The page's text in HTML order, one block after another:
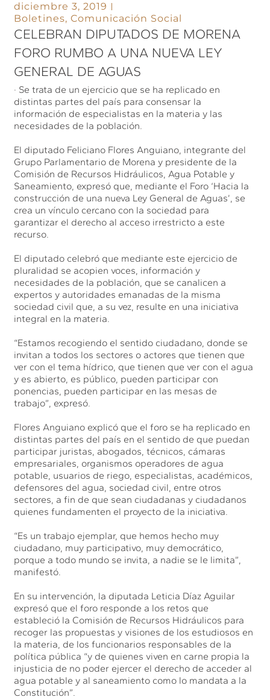
diciembre 3, 2019
Boletines,Comunicación Social
CELEBRAN DIPUTADOS DE MORENA
FORO RUMBO A UNA NUEVA LEY
GENERAL DE AGUAS
· Se trata de un ejercicio que se ha replicado en
distintas partes del país para consensar la
información de especialistas en la materia y las
necesidades de la población.
El diputado Feliciano Flores Anguiano, integrante del
Grupo Parlamentario de Morena y presidente de la
Comisión de Recursos Hidráulicos, Agua Potable y
Saneamiento, expresó que, mediante el Foro ‘Hacia la
construcción de una nueva Ley General de Aguas’, se
crea un vínculo cercano con la sociedad para
garantizar el derecho al acceso irrestricto a este
recurso.
El diputado celebró que mediante este ejercicio de
pluralidad se acopien voces, información y
necesidades de la población, que se canalicen a
expertos y autoridades emanadas de la misma
sociedad civil que, a su vez, resulte en una iniciativa
integral en la materia.
“Estamos recogiendo el sentido ciudadano, donde se
invitan a todos los sectores o actores que tienen que
ver con el tema hídrico, que tienen que ver con el agua
y es abierto, es público, pueden participar con
ponencias, pueden participar en las mesas de
trabajo”, expresó.
Flores Anguiano explicó que el foro se ha replicado en
distintas partes del país en el sentido de que puedan
participar juristas, abogados, técnicos, cámaras
empresariales, organismos operadores de agua
potable, usuarios de riego, especialistas, académicos,
defensores del agua, sociedad civil, entre otros
sectores, a fin de que sean ciudadanas y ciudadanos
quienes fundamenten el proyecto de la iniciativa.
“Es un trabajo ejemplar, que hemos hecho muy
ciudadano, muy participativo, muy democrático,
porque a todo mundo se invita, a nadie se le limita”,
manifestó.
En su intervención, la diputada Leticia Díaz Aguilar
expresó que el foro responde a los retos que
estableció la Comisión de Recursos Hidráulicos para
recoger las propuestas y visiones de los estudiosos en
la materia, de los funcionarios responsables de la
política pública “y de quienes viven en carne propia la
injusticia de no poder ejercer el derecho de acceder al
agua potable y al saneamiento como lo mandata a la
Constitución”.